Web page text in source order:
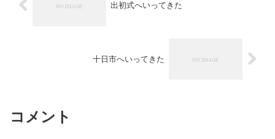
出初式へいってきた
十日市へいってきた
コメント